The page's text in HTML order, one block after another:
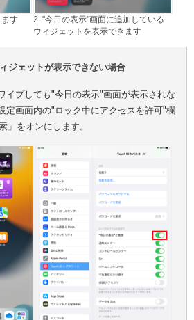
す
2. "今日の表示"画面に追加している
ウィジェットを表示できます
ジェットが表示できない場合
イプしても"今日の表示"画面が表示されな
定画面内の"ロック中にアクセスを許可"欄
」をオンにします。